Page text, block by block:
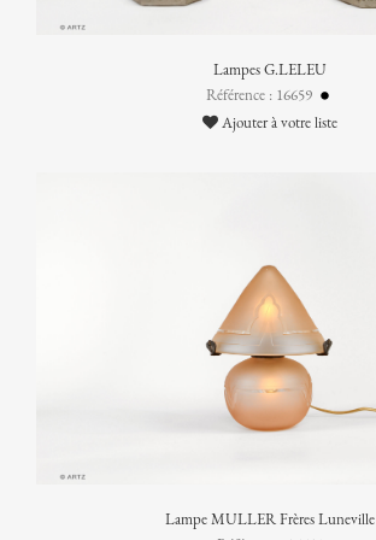
Lampes G.LELEU
Référence : 16659
Ajouter à votre liste
Lampe MULLER Frères Luneville